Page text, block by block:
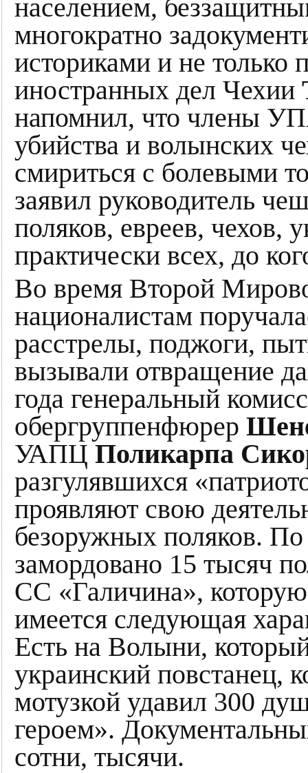
населением,
многократно
историками и не
иностранных дел Чехии
напомнил, что члены
убийства и волынских
смириться с болевыми
заявил руководитель
поляков, евреев, чехов,
практически всех, до
Во время Второй
националистам
расстрелы, поджоги,
вызывали отвращение
года генеральный
обергруппенфюрер
УАПЦ Поликарпа
разгулявшихся
проявляют свою
безоружных поляков.
замордовано 15 тысяч
СС «Галичина»,
имеется следующая
Есть на Волыни,
украинский повстанец,
мотузкой удавил 300
героем».
сотни, тысячи.